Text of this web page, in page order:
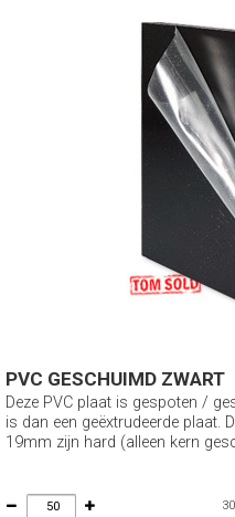
PVC GESCHUIMD ZWART
Deze PVC plaat is gespoten /
is dan een geëxtrudeerde plaat.
19mm zijn hard (alleen kern